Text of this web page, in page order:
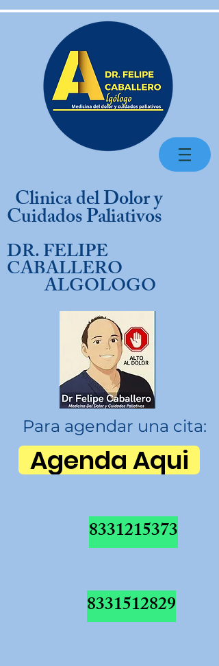
Clinica del Dolor y
Cuidados Paliativos
DR. FELIPE
CABALLERO
ALGOLOGO
Para agendar una cita:
Agenda Aqui
8331215373
8331512829